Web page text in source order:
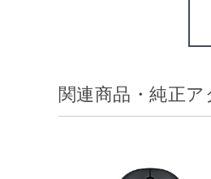
関連商品・純正